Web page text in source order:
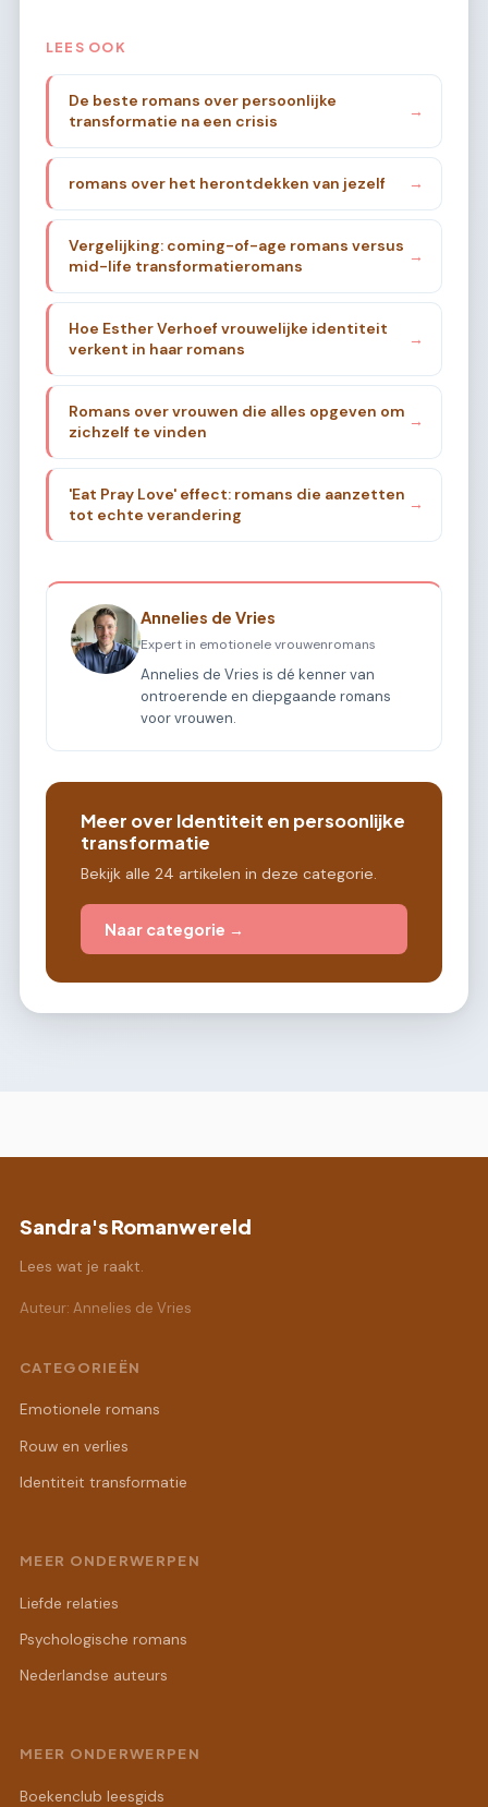
LEES OOK
De beste romans over persoonlijke
transformatie na een crisis
→
romans over het herontdekken van jezelf →
Vergelijking: coming-of-age romans versus
mid-life transformatieromans
→
Hoe Esther Verhoef vrouwelijke identiteit
verkent in haar romans
→
Romans over vrouwen die alles opgeven om
zichzelf te vinden
→
'Eat Pray Love' effect: romans die aanzetten
tot echte verandering
→
Annelies de Vries
Expert in emotionele vrouwenromans
Annelies de Vries is dé kenner van
ontroerende en diepgaande romans
voor vrouwen.
Meer over Identiteit en persoonlijke
transformatie
Bekijk alle 24 artikelen in deze categorie.
Naar categorie →
Sandra's Romanwereld
Lees wat je raakt.
Auteur: Annelies de Vries
CATEGORIEËN
Emotionele romans
Rouw en verlies
Identiteit transformatie
MEER ONDERWERPEN
Liefde relaties
Psychologische romans
Nederlandse auteurs
MEER ONDERWERPEN
Boekenclub leesgids